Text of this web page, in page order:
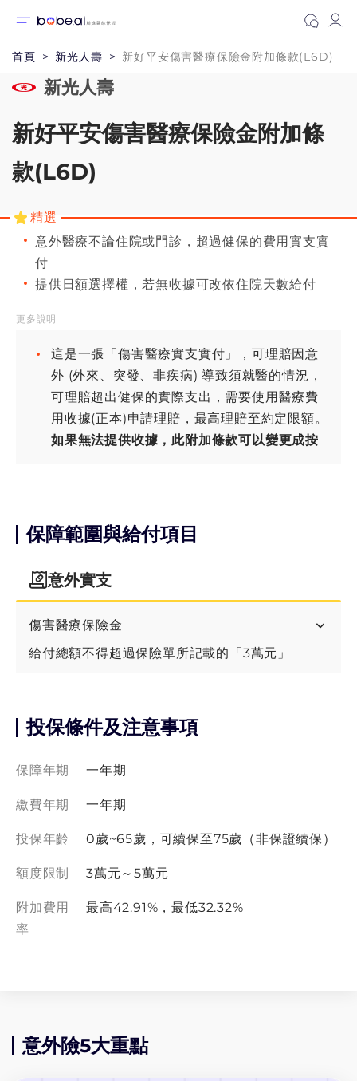
首頁 新光人壽 新好平安傷害醫療保險金附加條款(L6D)
新光人壽
新好平安傷害醫療保險金附加條
款(L6D)
精選
意外醫療不論住院或門診，超過健保的費用實支實
付
提供日額選擇權，若無收據可改依住院天數給付
更多說明
這是一張「傷害醫療實支實付」，可理賠因意
外 (外來、突發、非疾病) 導致須就醫的情況，
可理賠超出健保的實際支出，需要使用醫療費
用收據(正本)申請理賠，最高理賠至約定限額。
如果無法提供收據，此附加條款可以變更成按
這是一張附約，可附加在指定傷害主險上。
65%給付。
保障範圍與給付項目
意外實支
傷害醫療保險金
給付總額不得超過保險單所記載的「3萬元 」
投保條件及注意事項
保障年期 一年期
繳費年期 一年期
投保年齡 0歲~65歲，可續保至75歲（非保證續保）
額度限制 3萬元～5萬元
附加費用
率
最高42.91%，最低32.32%
意外險5大重點